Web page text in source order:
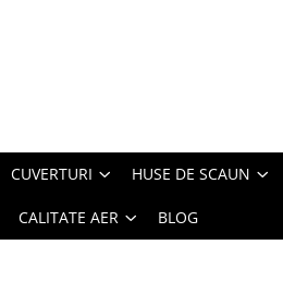
CUVERTURI HUSE DE SCAUN
CALITATE AER BLOG